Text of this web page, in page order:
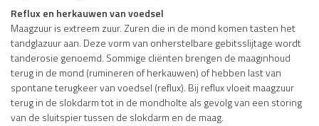
Reflux en herkauwen van voedsel
Maagzuur is extreem zuur. Zuren die in de mond komen tasten het
tandglazuur aan. Deze vorm van onherstelbare gebitsslijtage wordt
tanderosie genoemd. Sommige cliënten brengen de maaginhoud
terug in de mond (rumineren of herkauwen) of hebben last van
spontane terugkeer van voedsel (reflux). Bij reflux vloeit maagzuur
terug in de slokdarm tot in de mondholte als gevolg van een storing
van de sluitspier tussen de slokdarm en de maag.